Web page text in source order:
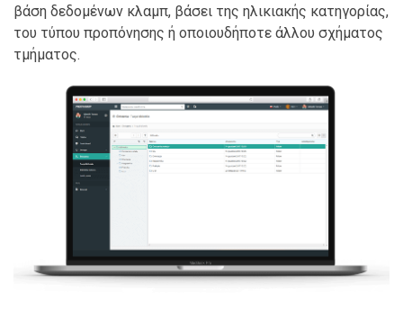
βάση δεδομένων κλαμπ, βάσει της ηλικιακής κατηγορίας,
του τύπου προπόνησης ή οποιουδήποτε άλλου σχήματος
τμήματος.